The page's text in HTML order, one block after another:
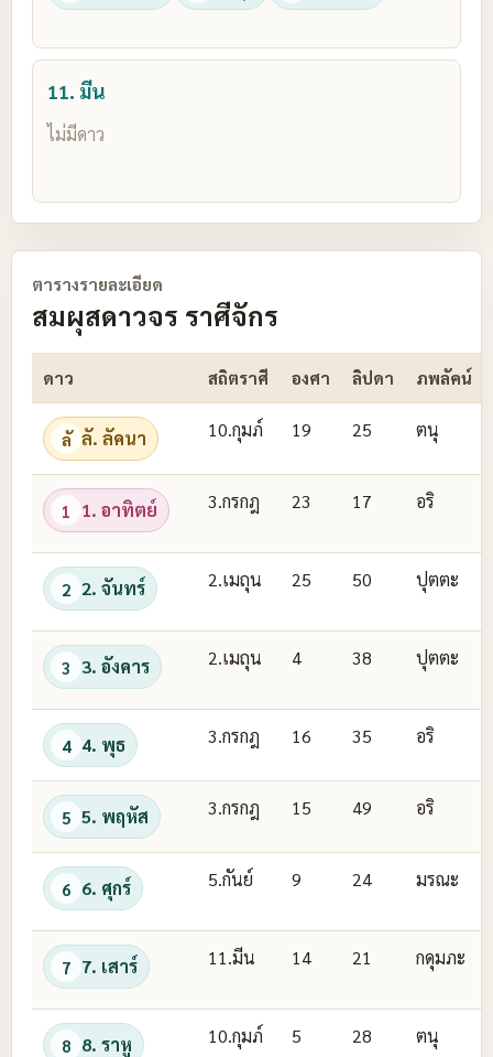
11. มีน
ไม่มีดาว
ตารางรายละเอียด
สมผุสดาวจร ราศีจักร
ดาว สถิตราศี องศา ลิปดา ภพลัคน์
ลั ลั. ลัคนา 10.กุมภ์ 19 25 ตนุ
1 1. อาทิตย์ 3.กรกฎ 23 17 อริ
2 2. จันทร์ 2.เมถุน 25 50 ปุตตะ
3 3. อังคาร 2.เมถุน 4 38 ปุตตะ
4 4. พุธ 3.กรกฎ 16 35 อริ
5 5. พฤหัส 3.กรกฎ 15 49 อริ
6 6. ศุกร์ 5.กันย์ 9 24 มรณะ
7 7. เสาร์ 11.มีน 14 21 กดุมภะ
8 8. ราหู 10.กุมภ์ 5 28 ตนุ